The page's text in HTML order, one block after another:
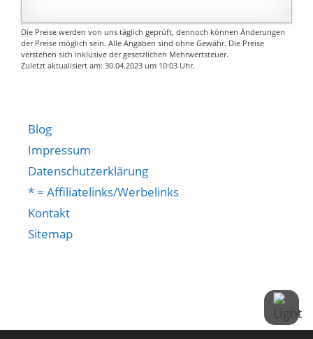
Rückenschmerzen
kriegt
Schönes Hautgefühl -
am Rücken ist der
Überzug leicht
Aufbauanleitung ist der
Unterstützung, die Sie
verdienen, mit seiner
hautfreundlichen
die dicke Polsterung,
die sich wie eine warme
Vielseitig einsetzbar: Sie
Die Preise werden von uns täglich geprüft, dennoch können Änderungen
der Preise möglich sein. Alle Angaben sind ohne Gewähr. Die Preise
verstehen sich inklusive der gesetzlichen Mehrwertsteuer.
Zuletzt aktualisiert am: 30.04.2023 um 10:03 Uhr.
Blog
Impressum
Datenschutzerklärung
* = Affiliatelinks/Werbelinks
Kontakt
Sitemap